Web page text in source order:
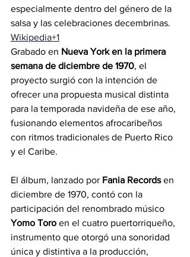
especialmente dentro del género de la
salsa y las celebraciones decembrinas.
Wikipedia+1
Grabado en Nueva York en la primera
semana de diciembre de 1970, el
proyecto surgió con la intención de
ofrecer una propuesta musical distinta
para la temporada navideña de ese año,
fusionando elementos afrocaribeños
con ritmos tradicionales de Puerto Rico
y el Caribe.
El álbum, lanzado por Fania Records en
diciembre de 1970, contó con la
participación del renombrado músico
Yomo Toro en el cuatro puertorriqueño,
instrumento que otorgó una sonoridad
única y distintiva a la producción,